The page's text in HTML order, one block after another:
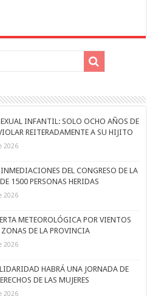
INFANTIL: SOLO OCHO AÑOS DE
REITERADAMENTE A SU HIJITO
2026
INMEDIACIONES DEL CONGRESO DE LA
1500 PERSONAS HERIDAS
2026
METEOROLÓGICA POR VIENTOS
DE LA PROVINCIA
2026
HABRÁ UNA JORNADA DE
DE LAS MUJERES
2026